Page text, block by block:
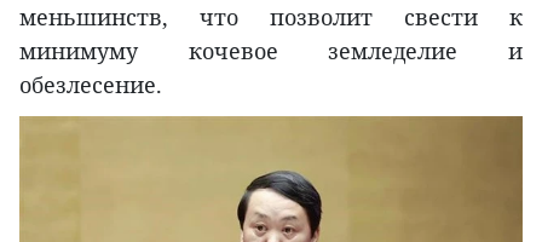
меньшинств, что позволит свести к
минимуму кочевое земледелие и
обезлесение.